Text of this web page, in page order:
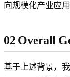
向规模化产业应
02 Overall
基于上述背景，